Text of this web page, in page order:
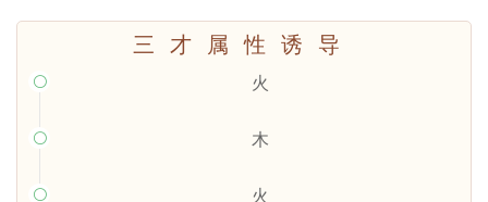
三才属性诱导
 火
 木
 火